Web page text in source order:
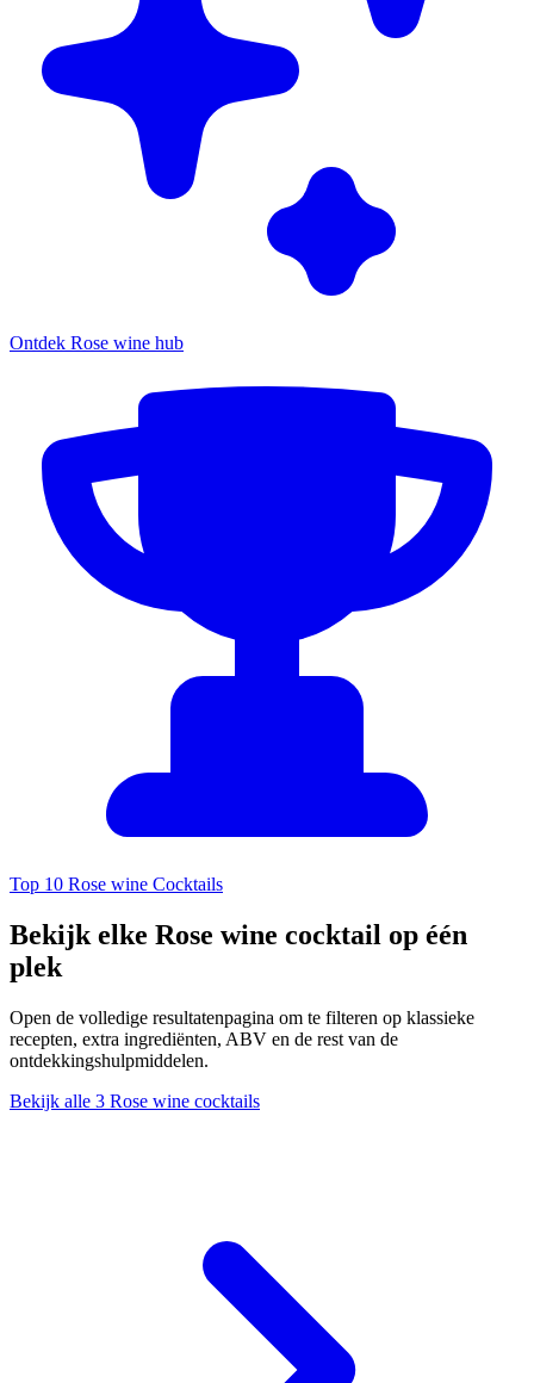
Ontdek Rose wine hub
Top 10 Rose wine Cocktails
Bekijk elke Rose wine cocktail op één
plek
Open de volledige resultatenpagina om te filteren op klassieke
recepten, extra ingrediënten, ABV en de rest van de
ontdekkingshulpmiddelen.
Bekijk alle 3 Rose wine cocktails